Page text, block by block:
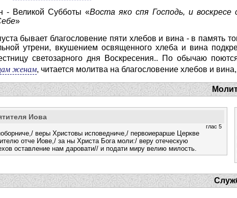
- Великой Субботы «Воста яко спя Господь, и воскресе
»
бывает благословение пяти хлебов и вина - в память
утрени, вкушением освященного хлеба и вина
светозарного дня Воскресения.. По обычаю
женам, читается молитва на благословение хлебов и
Иова
глас 5
веры Христовы исповедниче,/ первоиерарше Церкве
отче Иове,/ за ны Христа Бога моли:/ веру отеческую
оставление нам даровати// и подати миру велию милость.